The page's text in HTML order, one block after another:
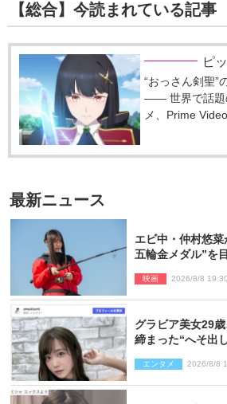
【総合】今読まれている記事
ピ
“おっさん剣聖”
―― 世界で話題
メ、Prime
最新ニュース
エビ中・仲村悠
五輪金メダル”を
映画 2026/8/8 19:30
グラビア美女29
締まった“へそ出
エンタメ 2026/8/8